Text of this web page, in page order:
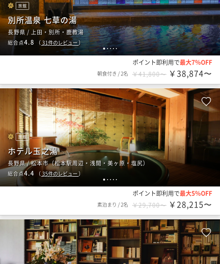
12345
旅館
別所温泉 七草の湯
長野県 / 上田・別所・鹿教湯
総合点4.8 （ 31件のレビュー）
ポイント即利用で最大7％OFF
朝食付き /2名 ￥41,800〜 ￥38,874〜
1 2 3 4 5
旅館
ホテル玉之湯
長野県 / 松本市（松本駅周辺・浅間・美ヶ原・塩尻）
総合点4.4 （ 35件のレビュー）
ポイント即利用で最大5％OFF
素泊まり /2名 ￥29,700〜 ￥28,215〜